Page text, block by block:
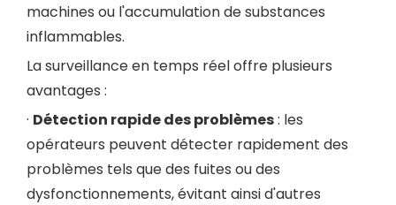
machines ou l'accumulation de substances
inflammables.
La surveillance en temps réel offre plusieurs
avantages :
· Détection rapide des problèmes: les
opérateurs peuvent détecter rapidement des
problèmes tels que des fuites ou des
dysfonctionnements, évitant ainsi d'autres